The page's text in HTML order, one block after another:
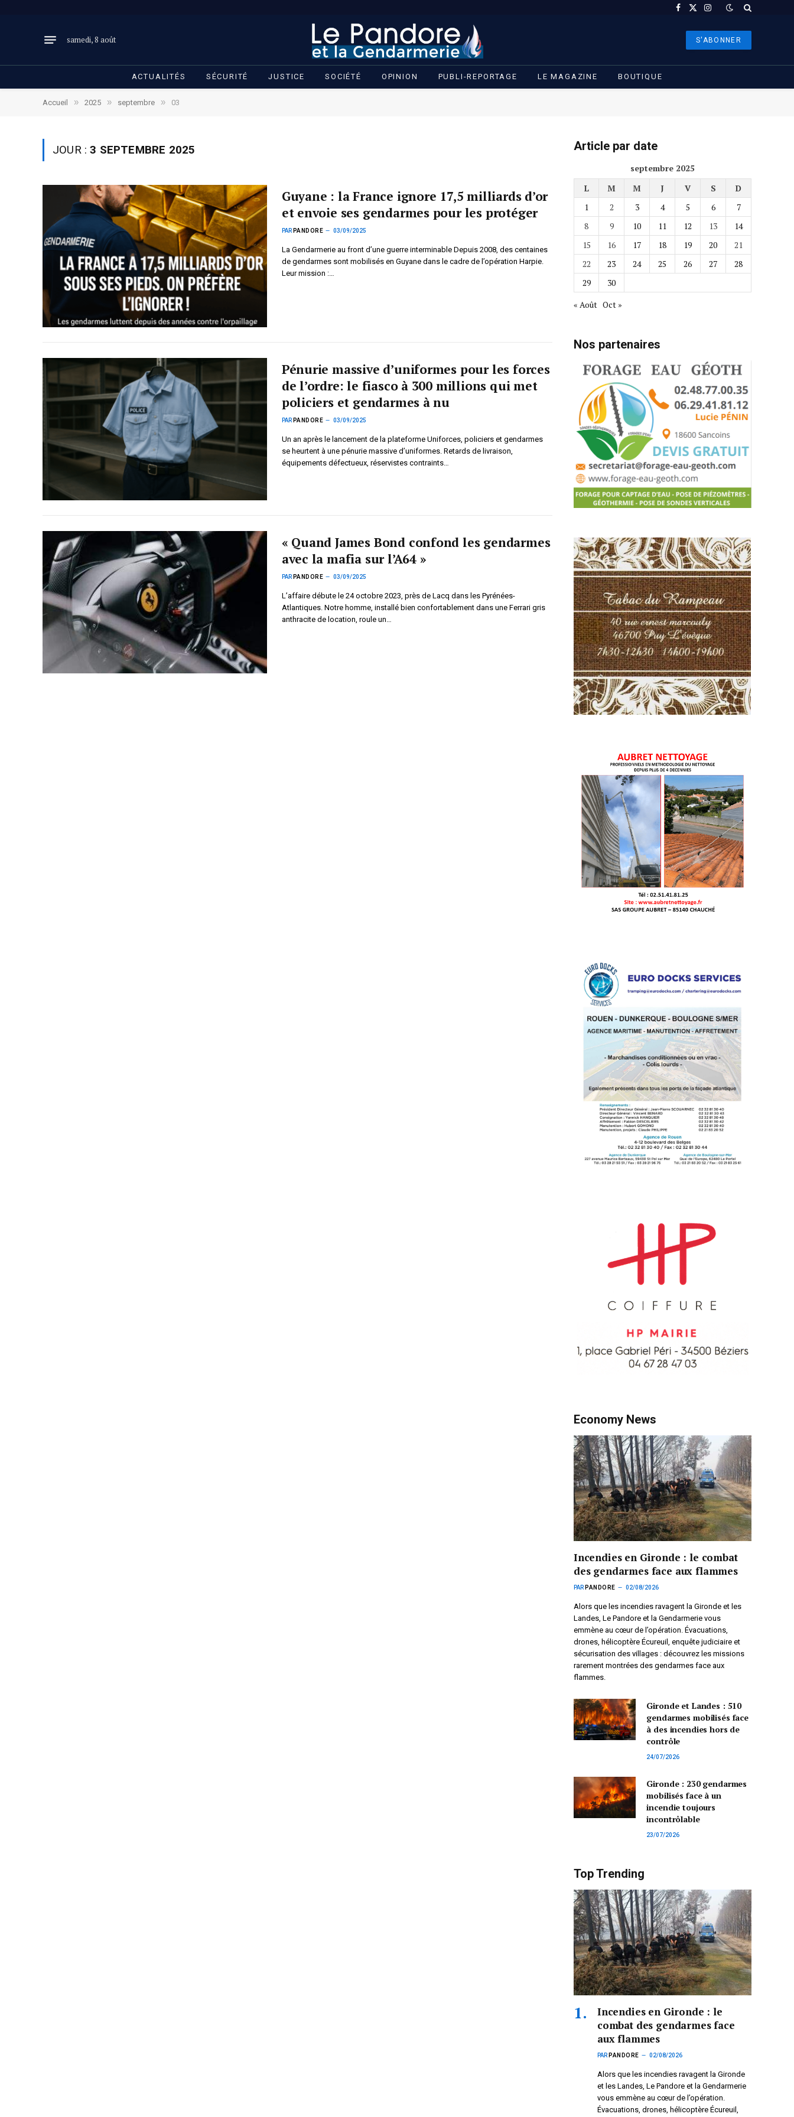
Facebook
X
Instagram
samedi, 8 août S'ABONNER
ACTUALITÉS SÉCURITÉ JUSTICE SOCIÉTÉ OPINION PUBLI-REPORTAGE LE MAGAZINE BOUTIQUE
Accueil » 2025 » septembre » 03
JOUR :3 SEPTEMBRE 2025
Guyane : la France ignore 17,5 milliards d’or
et envoie ses gendarmes pour les protéger
PAR PANDORE 03/09/2025
La Gendarmerie au front d’une guerre interminable Depuis 2008, des centaines
de gendarmes sont mobilisés en Guyane dans le cadre de l’opération Harpie.
Leur mission :…
Pénurie massive d’uniformes pour les forces
de l’ordre: le fiasco à 300 millions qui met
policiers et gendarmes à nu
PAR PANDORE 03/09/2025
Un an après le lancement de la plateforme Uniforces, policiers et gendarmes
se heurtent à une pénurie massive d’uniformes. Retards de livraison,
équipements défectueux, réservistes contraints…
« Quand James Bond confond les gendarmes
avec la mafia sur l’A64 »
PAR PANDORE 03/09/2025
L’affaire débute le 24 octobre 2023, près de Lacq dans les Pyrénées-
Atlantiques. Notre homme, installé bien confortablement dans une Ferrari gris
anthracite de location, roule un…
Article par date
septembre 2025
L
M M J V S
D
1
2 3 4 5 6
7
8
9 10 11 12 13
14
15
16 17 18 19 20
21
22
23 24 25 26 27
28
29
30
« Août Oct »
Nos partenaires
Economy News
Incendies en Gironde : le combat
des gendarmes face aux flammes
PAR PANDORE 02/08/2026
Alors que les incendies ravagent la Gironde et les
Landes, Le Pandore et la Gendarmerie vous
emmène au cœur de l’opération. Évacuations,
drones, hélicoptère Écureuil, enquête judiciaire et
sécurisation des villages : découvrez les missions
rarement montrées des gendarmes face aux
flammes.
Gironde et Landes : 510
gendarmes mobilisés face
à des incendies hors de
contrôle
24/07/2026
Gironde : 230 gendarmes
mobilisés face à un
incendie toujours
incontrôlable
23/07/2026
Top Trending
Incendies en Gironde : le
combat des gendarmes face
aux flammes
PAR PANDORE 02/08/2026
Alors que les incendies ravagent la Gironde
et les Landes, Le Pandore et la Gendarmerie
vous emmène au cœur de l’opération.
Évacuations, drones, hélicoptère Écureuil,